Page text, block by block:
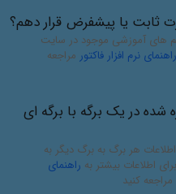
ثابت یا پیشفرض قرار دهم؟
های آموزشی موجود در سایت
راهنمای نرم افزار فاکتور مراجعه
شده در یک برگه با برگه ای
هر برگ به برگ دیگر به
اطلاعات بیشتر به راهنمای
کنید